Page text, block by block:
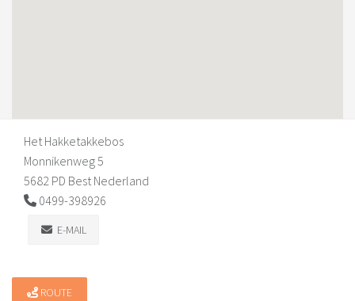
Het Hakketakkebos
Monnikenweg 5
5682 PD Best Nederland
0499-398926
E-MAIL
ROUTE